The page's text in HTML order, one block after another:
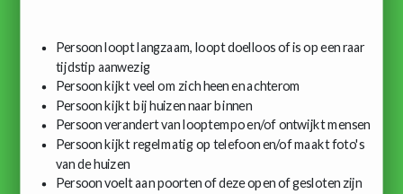
Persoon loopt langzaam, loopt doelloos of is op een raar
tijdstip aanwezig
Persoon kijkt veel om zich heen en achterom
Persoon kijkt bij huizen naar binnen
Persoon verandert van looptempo en/of ontwijkt mensen
Persoon kijkt regelmatig op telefoon en/of maakt foto's
van de huizen
Persoon voelt aan poorten of deze open of gesloten zijn